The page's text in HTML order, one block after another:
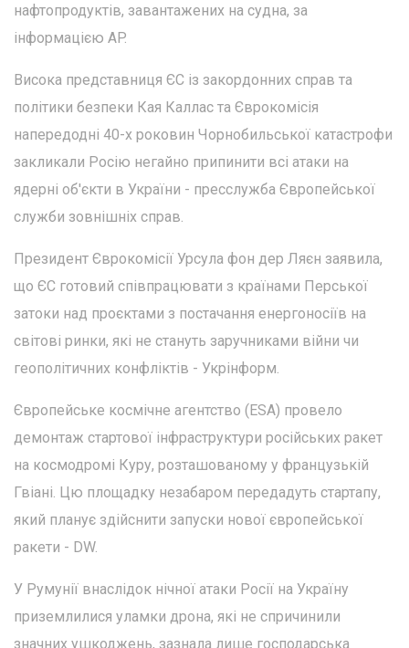
нафтопродуктів, завантажених на судна, за
інформацією AP.
Висока представниця ЄС із закордонних справ та
політики безпеки Кая Каллас та Єврокомісія
напередодні 40-х роковин Чорнобильської катастрофи
закликали Росію негайно припинити всі атаки на
ядерні об'єкти в України - пресслужба Європейської
служби зовнішніх справ.
Президент Єврокомісії Урсула фон дер Ляєн заявила,
що ЄС готовий співпрацювати з країнами Перської
затоки над проєктами з постачання енергоносіїв на
світові ринки, які не стануть заручниками війни чи
геополітичних конфліктів - Укрінформ.
Європейське космічне агентство (ESA) провело
демонтаж стартової інфраструктури російських ракет
на космодромі Куру, розташованому у французькій
Гвіані. Цю площадку незабаром передадуть стартапу,
який планує здійснити запуски нової європейської
ракети - DW.
У Румунії внаслідок нічної атаки Росії на Україну
приземлилися уламки дрона, які не спричинили
значних ушкоджень, зазнала лише господарська